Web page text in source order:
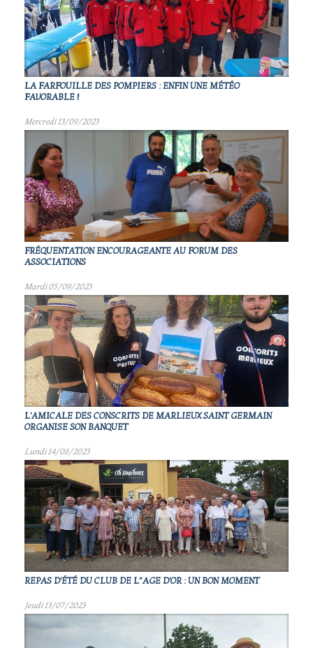
LA FARFOUILLE DES POMPIERS : ENFIN UNE MÉTÉO
FAVORABLE !
Mercredi 13/09/2023
FRÉQUENTATION ENCOURAGEANTE AU FORUM DES
ASSOCIATIONS
Mardi 05/09/2023
L'AMICALE DES CONSCRITS DE MARLIEUX SAINT GERMAIN
ORGANISE SON BANQUET
Lundi 14/08/2023
REPAS D'ÉTÉ DU CLUB DE L"AGE D'OR : UN BON MOMENT
Jeudi 13/07/2023